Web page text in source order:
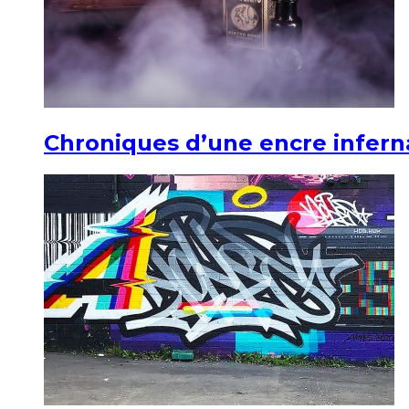
Chroniques d’une encre